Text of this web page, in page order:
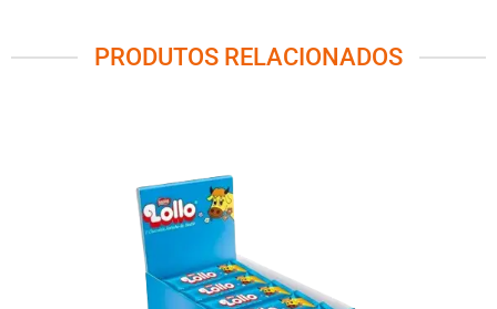
PRODUTOS RELACIONADOS